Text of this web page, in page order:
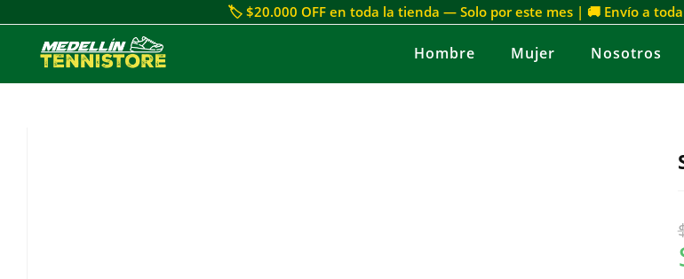
🏷 $20.000 OFF en toda la tienda — Solo por este mes | 🚚 Envío a
Hombre Mujer Nosotros